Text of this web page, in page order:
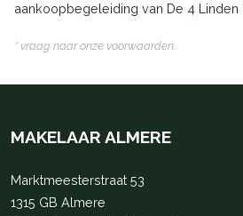
aankoopbegeleiding van De 4 Linden
* vraag naar onze voorwaarden
MAKELAAR ALMERE
Marktmeesterstraat 53
1315 GB Almere